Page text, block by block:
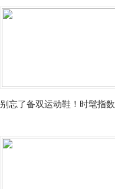
别忘了备双运动鞋！时髦指数